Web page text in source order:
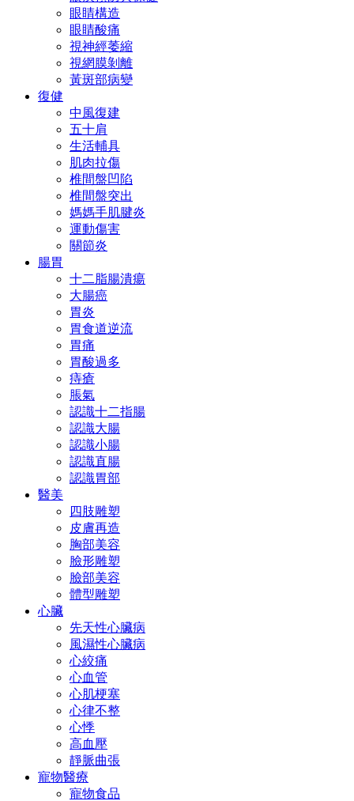
眼睛構造
眼睛酸痛
視神經萎縮
視網膜剝離
黃斑部病變
復健
中風復建
五十肩
生活輔具
肌肉拉傷
椎間盤凹陷
椎間盤突出
媽媽手肌腱炎
運動傷害
關節炎
腸胃
十二脂腸潰瘍
大腸癌
胃炎
胃食道逆流
胃痛
胃酸過多
痔瘡
脹氣
認識十二指腸
認識大腸
認識小腸
認識直腸
認識胃部
醫美
四肢雕塑
皮膚再造
胸部美容
臉形雕塑
臉部美容
體型雕塑
心臟
先天性心臟病
風濕性心臟病
心絞痛
心血管
心肌梗塞
心律不整
心悸
高血壓
靜脈曲張
寵物醫療
寵物食品